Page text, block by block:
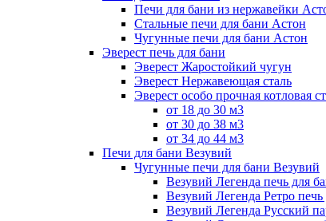
Печи для бани из нержавейки
Стальные печи для бани Астон
Чугунные печи для бани Астон
Эверест печь для бани
Эверест Жаростойкий чугун
Эверест Нержавеющая сталь
Эверест особо прочная котловая
от 18 до 30 м3
от 30 до 38 м3
от 34 до 44 м3
Печи для бани Везувий
Чугунные печи для бани Везувий
Везувий Легенда печь для
Везувий Легенда Ретро печь
Везувий Легенда Русский